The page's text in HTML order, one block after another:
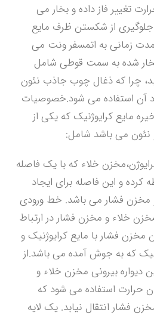
تغییر فاز داده و بخار می
جلوگیری از شکستن ظرف مایع
مدت زمانی به اتمسفر ونت می
شده به سمت قوطی شامل
چرا که ذغال چوب جاذب نئون
آن استفاده می شود.خصوصیات
مایع کرایوژنیک که یکی از
نئون می باشد شامل:
خلاء که با یک فاصله
و این فاصله برای ایجاد
مخزن فشار می باشد. خط ورودی
خلاء و مخزن فشار در ارتباط
مخزن فشار با مایع کرایوژنیک و
که به جوش آمده می باشد.از
دیواره بیرونی مخزن خلاء و
حرارت استفاده می شود که
فشار انتقال نیابد. یک لایه